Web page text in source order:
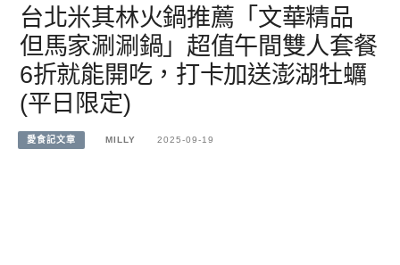
台北米其林火鍋推薦「文華精品
但馬家涮涮鍋」超值午間雙人套餐
6折就能開吃，打卡加送澎湖牡蠣
(平日限定)
愛食記文章 MILLY 2025-09-19